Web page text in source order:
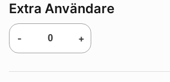
Extra Användare
- +